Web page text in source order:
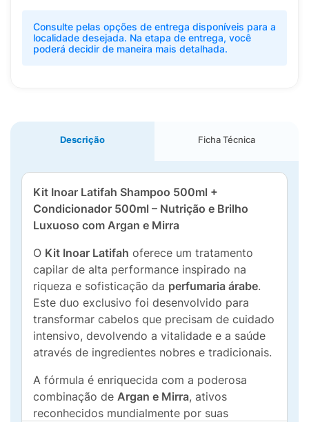
Consulte pelas opções de entrega disponíveis para a
localidade desejada. Na etapa de entrega, você
poderá decidir de maneira mais detalhada.
Descrição Ficha Técnica
Kit Inoar Latifah Shampoo 500ml +
Condicionador 500ml – Nutrição e Brilho
Luxuoso com Argan e Mirra
O Kit Inoar Latifah oferece um tratamento
capilar de alta performance inspirado na
riqueza e sofisticação da perfumaria árabe.
Este duo exclusivo foi desenvolvido para
transformar cabelos que precisam de cuidado
intensivo, devolvendo a vitalidade e a saúde
através de ingredientes nobres e tradicionais.
A fórmula é enriquecida com a poderosa
combinação de Argan e Mirra, ativos
reconhecidos mundialmente por suas